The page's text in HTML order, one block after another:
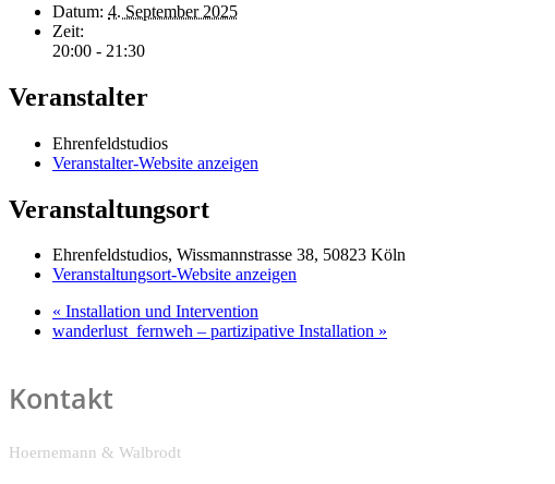
Datum: 4. September 2025
Zeit:
20:00 - 21:30
Veranstalter
Ehrenfeldstudios
Veranstalter-Website anzeigen
Veranstaltungsort
Ehrenfeldstudios, Wissmannstrasse 38, 50823 Köln
Veranstaltungsort-Website anzeigen
« Installation und Intervention
wanderlust_fernweh – partizipative Installation »
Kontakt
Hoernemann & Walbrodt